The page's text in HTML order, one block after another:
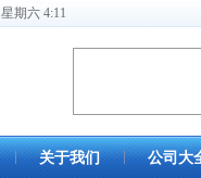
星期六 4:11
关于我们 公司大